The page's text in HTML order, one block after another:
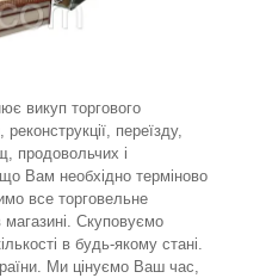
викуп торгового
переїзду,
продовольчих і
Вам необхідно терміново
все торговельне
Скуповуємо
в будь-якому стані.
Ми цінуємо Ваш час,